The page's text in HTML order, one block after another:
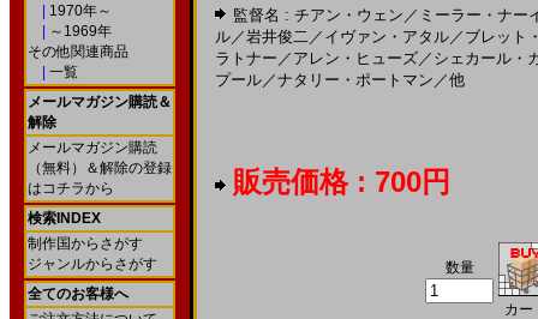
1970年～
～1969年
その他関連商品
一覧
メールマガジン購読＆
解除
メールマガジン購読
（無料）＆解除の登録
はコチラから
検索INDEX
制作国からさがす
ジャンルからさがす
全てのお客様へ
監督名 : チアン・ウェン ／ ミーラー・ナー
ル／岩井俊二／ イヴァン・アタル／ ブレット
ラトナー ／ アレン・ヒューズ／ シェカール・
プール／ナタリー・ポートマン ／他
販売価格 : 700円
数量
カー